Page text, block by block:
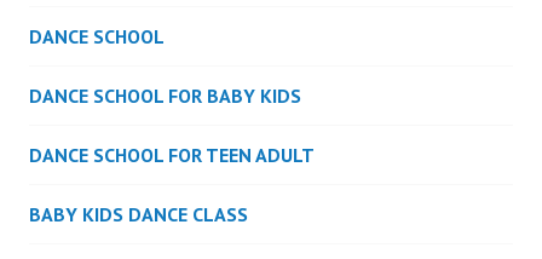
DANCE SCHOOL
DANCE SCHOOL FOR BABY KIDS
DANCE SCHOOL FOR TEEN ADULT
BABY KIDS DANCE CLASS